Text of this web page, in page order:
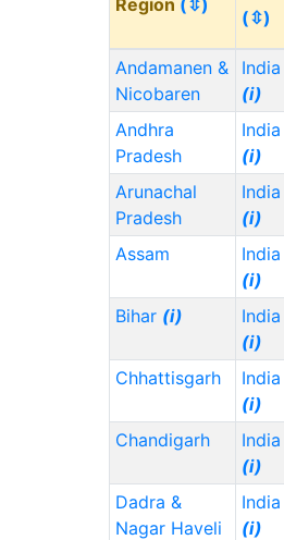
Staat (Code) (⇳)
Guam (GU)
Iceland (IS)
St. Kitts & Nevis
(KN)
St. Lucia (LC)
Liechtenstein (LI)
Luxembourg (LU)
(i)
Montenegro (ME)
(i)
Northern Mariana
Islands (MP)
New Caledonia
(NC)
Nauru (NR)(i)
Region (⇳)
(⇳)
Andamanen &
Nicobaren
India
(i)
Andhra
Pradesh
India
(i)
Arunachal
Pradesh
India
(i)
Assam
India
(i)
Bihar (i)
India
(i)
Chhattisgarh
India
(i)
Chandigarh
India
(i)
Dadra &
Nagar Haveli
India
(i)